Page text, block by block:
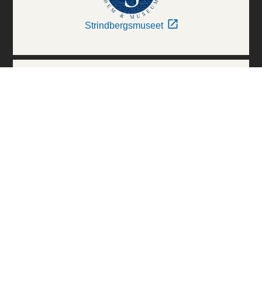
Strindbergsmuseet